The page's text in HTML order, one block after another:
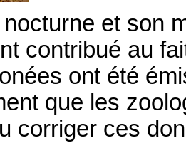
et son
contribué au
ont été
que les
corriger ces